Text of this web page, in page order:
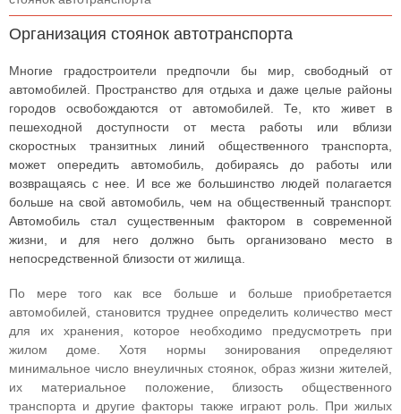
Организация стоянок автотранспорта
Многие градостроители предпочли бы мир, свободный от
автомобилей. Пространство для отдыха и даже целые районы
городов освобождаются от автомобилей. Те, кто живет в
пешеходной доступности от места работы или вблизи
скоростных транзитных линий общественного транспорта,
может опередить автомобиль, добираясь до работы или
возвращаясь с нее. И все же большинство людей полагается
больше на свой автомобиль, чем на общественный транспорт.
Автомобиль стал существенным фактором в современной
жизни, и для него должно быть организовано место в
непосредственной близости от жилища.
По мере того как все больше и больше приобретается
автомобилей, становится труднее определить количество мест
для их хранения, которое необходимо предусмотреть при
жилом доме. Хотя нормы зонирования определяют
минимальное число внеуличных стоянок, образ жизни жителей,
их материальное положение, близость общественного
транспорта и другие факторы также играют роль. При жилых